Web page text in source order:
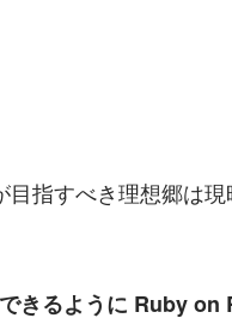
指すべき理想郷は
きるように Ruby on